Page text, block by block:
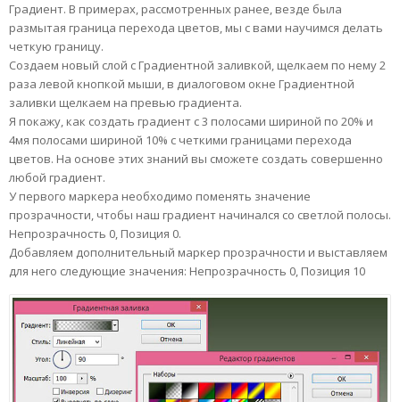
Градиент. В примерах, рассмотренных ранее, везде была
размытая граница перехода цветов, мы с вами научимся делать
четкую границу.
Создаем новый слой с Градиентной заливкой, щелкаем по нему 2
раза левой кнопкой мыши, в диалоговом окне Градиентной
заливки щелкаем на превью градиента.
Я покажу, как создать градиент с 3 полосами шириной по 20% и
4мя полосами шириной 10% с четкими границами перехода
цветов. На основе этих знаний вы сможете создать совершенно
любой градиент.
У первого маркера необходимо поменять значение
прозрачности, чтобы наш градиент начинался со светлой полосы.
Непрозрачность 0, Позиция 0.
Добавляем дополнительный маркер прозрачности и выставляем
для него следующие значения: Непрозрачность 0, Позиция 10